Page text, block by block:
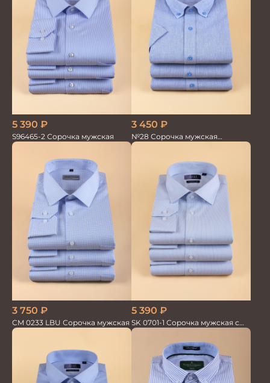
5 390 ₽
S96465-2 Сорочка мужская
3 450 ₽
№28 Сорочка мужская
кор.рукав
3 750 ₽
CM 0233 LBU Сорочка мужская
5 390 ₽
SK 0701-1 Сорочка мужская с
шёлком